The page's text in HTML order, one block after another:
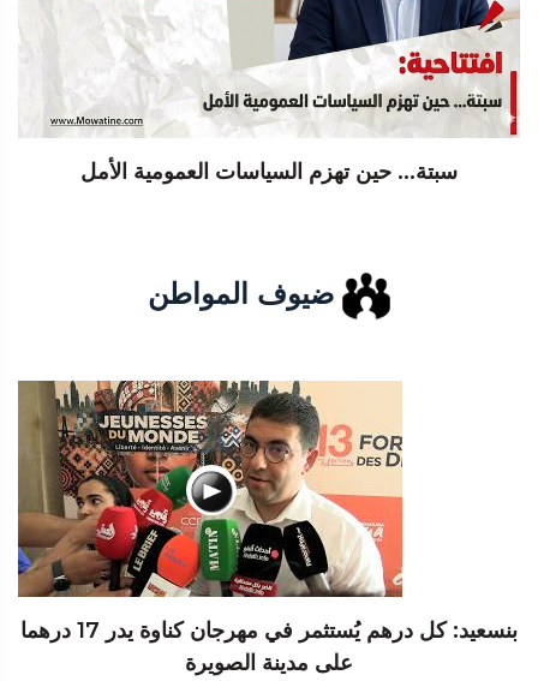
سبتة... حين تهزم السياسات العمومية الأمل
ضيوف المواطن
بنسعيد: كل درهم يُستثمر في مهرجان كناوة يدر 17 درهما
على مدينة الصويرة